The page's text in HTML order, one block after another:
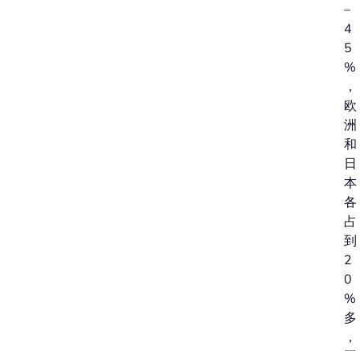
–
4
5
%
，
欧
洲
和
日
本
各
占
到
2
0
%
多
，